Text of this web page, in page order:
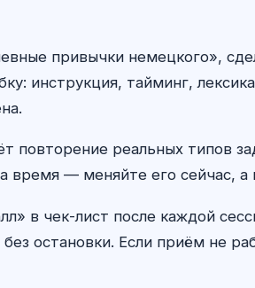
привычки немецкого»,
инструкция, тайминг,
повторение реальных типов
время — меняйте его сейчас, а
в чек-лист после каждой
остановки. Если приём не